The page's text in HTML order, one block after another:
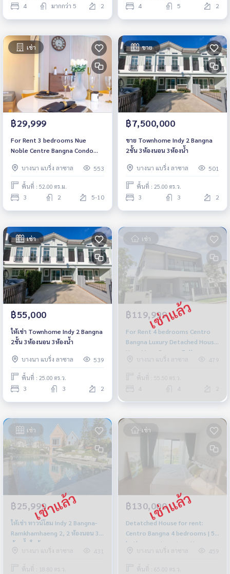
4 มากกว่า 5 2 4 5 2
เช่า
฿29,999
For Rent 3 bedrooms Nue
Noble Centre Bangna Condo
Bangna Fully furnished Ready
to move in
บางนา แบริ่ง ลาซาล 553
พื้นที่ : 52.00 ตร.ม.
3 2 5-10
ขาย
฿7,500,000
ขาย Townhome Indy 2 Bangna
2ชั้น 3ห้องนอน 3ห้องน้ำ
บางนา แบริ่ง ลาซาล 501
พื้นที่ : 25.00 ตร.ว.
3 3 2
เช่า
฿55,000
ให้เช่า Townhome Indy 2 Bangna
2ชั้น 3ห้องนอน 3ห้องน้ำ
บางนา แบริ่ง ลาซาล 539
พื้นที่ : 25.00 ตร.ว.
3 3 2
เช่า
฿119,999
For Rent 4 bedrooms Centro
Bangna Luxury Detached House
Near Mega Bangna Fully
furnished Ready to move in
บางนา แบริ่ง ลาซาล 479
พื้นที่ : 55.50 ตร.ว.
4 4
เช่า
฿25,999
ให้เช่า ทาวน์โฮม Indy 2 Bangna-
Ramkhamhaeng 2, 2 ห้องนอน 3
ห้องน้ำ ใกล้ เมกาบางนา ราคา
25,999 บาท
บางนา แบริ่ง ลาซาล 431
พื้นที่ : 18.80 ตร.ว.
เช่า
฿130,000
Detatched House for rent:
Centro Bangna 4 bedrooms | 5
bathrooms Luxurious House
Near Mega Bangna 2.6 km. Fully
furnished Ready to move in
บางนา แบริ่ง ลาซาล 459
พื้นที่ : 65.00 ตร.ว.